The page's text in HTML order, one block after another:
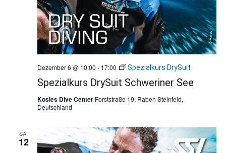
Spezialkurs DrySuit Schweriner See
Dezember 6 @ 10:00 - 17:00 Spezialkurs DrySuit
Kosies Dive Center Forststraße 19, Raben Steinfeld,
Deutschland
SA.
12